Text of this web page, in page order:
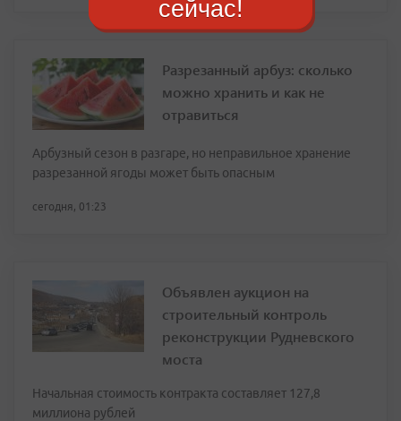
Разрезанный арбуз: сколько
можно хранить и как не
отравиться
Арбузный сезон в разгаре, но неправильное хранение
разрезанной ягоды может быть опасным
сегодня, 01:23
Объявлен аукцион на
строительный контроль
реконструкции Рудневского
моста
Начальная стоимость контракта составляет 127,8
миллиона рублей
сейчас!